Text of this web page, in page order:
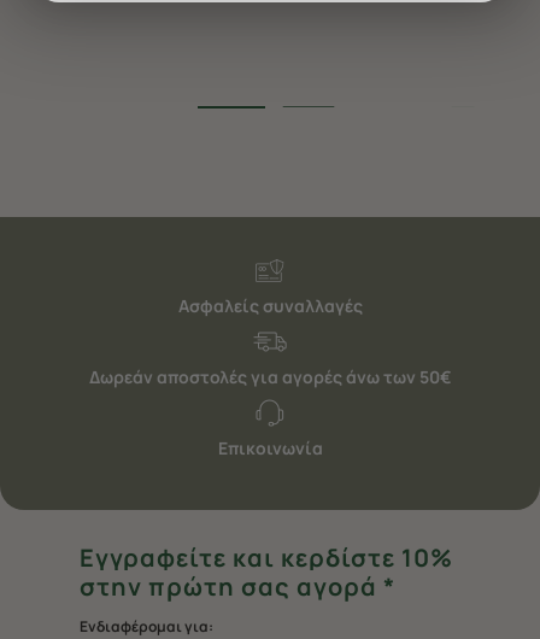
μέλλον. Εάν επιθυμείτε να μάθετε περισσότερα
Ασφαλείς συναλλαγές
Δωρεάν αποστολές για αγορές άνω των 50€
Επικοινωνία
Εγγραφείτε και κερδίστε 10%
στην πρώτη σας αγορά *
Ενδιαφέρομαι για: